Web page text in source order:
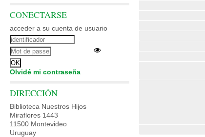
CONECTARSE
acceder a su cuenta de usuario
Olvidé mi contraseña
DIRECCIÓN
Biblioteca Nuestros Hijos
Miraflores 1443
11500 Montevideo
Uruguay